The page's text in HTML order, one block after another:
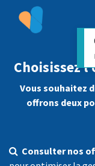
Choisissez
Vous souhaitez
offrons deux
Consulter nos